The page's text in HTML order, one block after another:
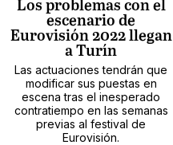
Los problemas con el
escenario de
Eurovisión 2022 llegan
a Turín
Las actuaciones tendrán que
modificar sus puestas en
escena tras el inesperado
contratiempo en las semanas
previas al festival de
Eurovisión.